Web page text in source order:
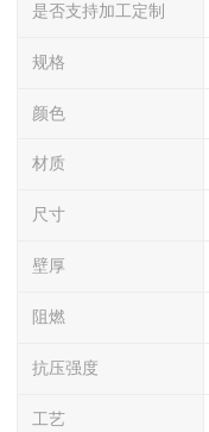
是否支持加工定制
规格
颜色
材质
尺寸
壁厚
阻燃
抗压强度
工艺